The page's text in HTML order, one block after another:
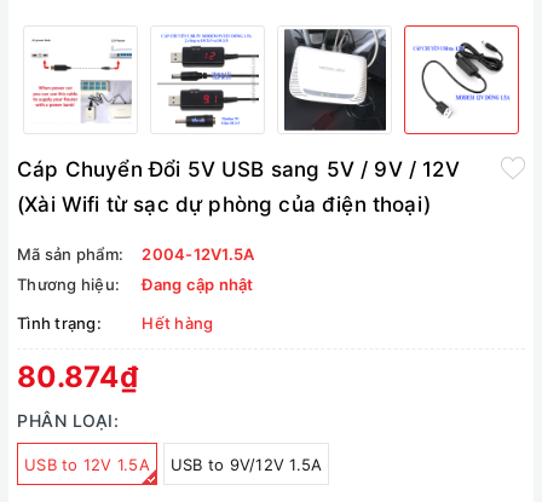
Cáp Chuyển Đổi 5V USB sang 5V / 9V / 12V
(Xài Wifi từ sạc dự phòng của điện thoại)
Mã sản phẩm:
2004-12V1.5A
Thương hiệu:
Đang cập nhật
Tình trạng:
Hết hàng
80.874₫
PHÂN LOẠI:
USB to 12V 1.5A USB to 9V/12V 1.5A